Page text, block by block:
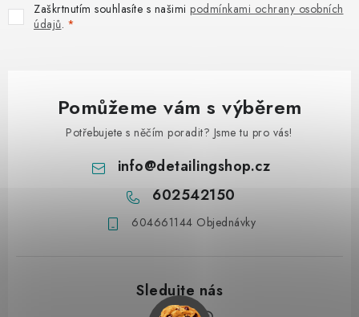
Zaškrtnutím souhlasíte s našimi podmínkami ochrany osobních
údajů.
Pomůžeme vám s výběrem
Potřebujete s něčím poradit? Jsme tu pro vás!
info@detailingshop.cz
602542150
604661144 Objednávky